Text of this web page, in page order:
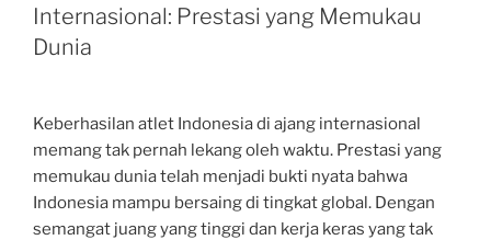
Internasional: Prestasi yang Memukau
Dunia
Keberhasilan atlet Indonesia di ajang internasional
memang tak pernah lekang oleh waktu. Prestasi yang
memukau dunia telah menjadi bukti nyata bahwa
Indonesia mampu bersaing di tingkat global. Dengan
semangat juang yang tinggi dan kerja keras yang tak